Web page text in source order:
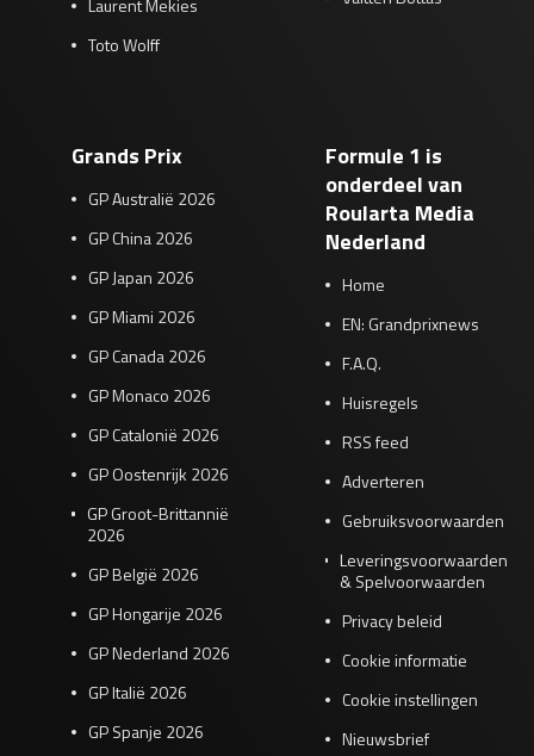
Laurent Mekies
Toto Wolff
Grands Prix
GP Australië 2026
GP China 2026
GP Japan 2026
GP Miami 2026
GP Canada 2026
GP Monaco 2026
GP Catalonië 2026
GP Oostenrijk 2026
GP Groot-Brittannië
2026
GP België 2026
GP Hongarije 2026
GP Nederland 2026
GP Italië 2026
GP Spanje 2026
Formule 1 is
onderdeel van
Roularta Media
Nederland
Home
EN: Grandprixnews
F.A.Q.
Huisregels
RSS feed
Adverteren
Gebruiksvoorwaarden
Leveringsvoorwaarden
& Spelvoorwaarden
Privacy beleid
Cookie informatie
Cookie instellingen
Nieuwsbrief